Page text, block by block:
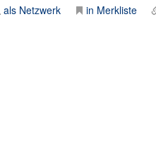
als Netzwerk in Merkliste